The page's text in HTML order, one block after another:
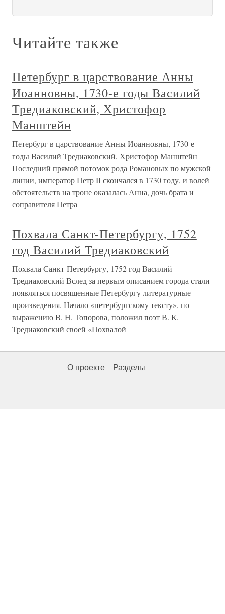
Читайте также
Петербург в царствование Анны
Иоанновны, 1730-е годы Василий
Тредиаковский, Христофор
Манштейн
Петербург в царствование Анны Иоанновны, 1730-е
годы Василий Тредиаковский, Христофор Манштейн
Последний прямой потомок рода Романовых по мужской
линии, император Петр II скончался в 1730 году, и волей
обстоятельств на троне оказалась Анна, дочь брата и
соправителя Петра
Похвала Санкт-Петербургу, 1752
год Василий Тредиаковский
Похвала Санкт-Петербургу, 1752 год Василий
Тредиаковский Вслед за первым описанием города стали
появляться посвященные Петербургу литературные
произведения. Начало «петербургскому тексту», по
выражению В. Н. Топорова, положил поэт В. К.
Тредиаковский своей «Похвалой
О проекте Разделы